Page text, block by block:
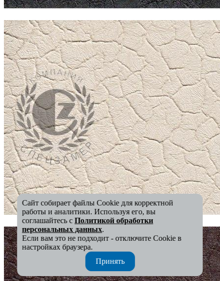
Сайт собирает файлы Cookie для корректной
работы и аналитики. Используя его, вы
соглашайтесь с Политикой обработки
персональных данных.
Если вам это не подходит - отключите Cookie в
настройках браузера.
Принять